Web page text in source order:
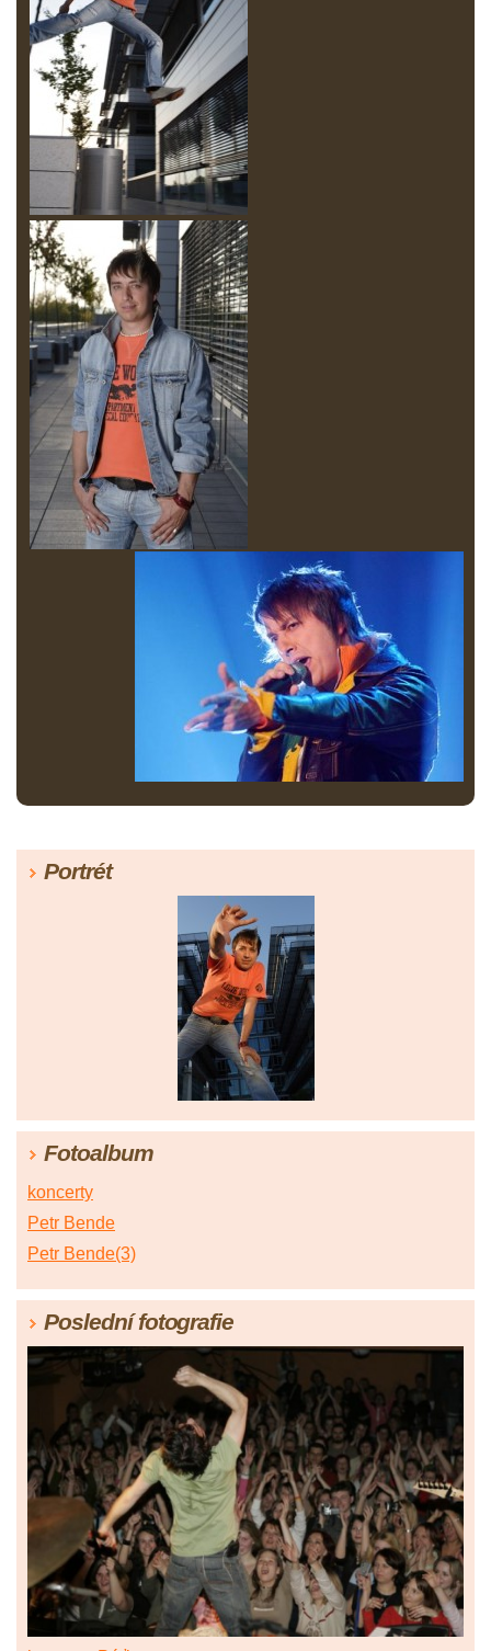
Portrét
Fotoalbum
koncerty
Petr Bende
Petr Bende(3)
Poslední fotografie